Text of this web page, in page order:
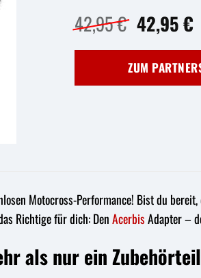
42,95€
Preis
war:
42,95 €
42,95€
ZUM
Motocross-Performance! Bist du
Richtige für dich: DenAcerbisAdapter –
als nur ein Zubehörteil